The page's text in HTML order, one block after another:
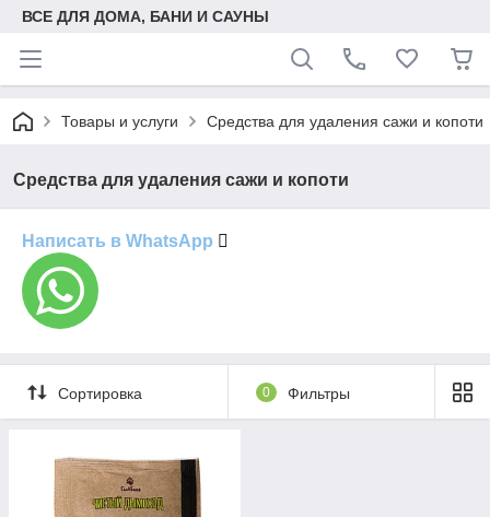
ВСЕ ДЛЯ ДОМА, БАНИ И САУНЫ
Товары и услуги Средства для удаления сажи и копоти
Средства для удаления сажи и копоти
Написать в WhatsApp
Сортировка 0 Фильтры